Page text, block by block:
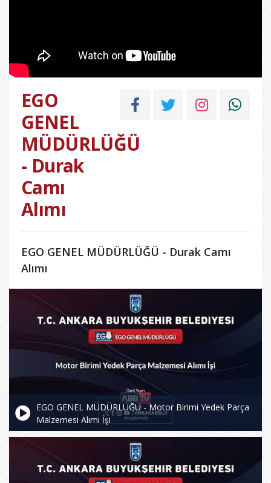
EGO
GENEL
MÜDÜRLÜĞÜ
- Durak
Camı
Alımı
EGO GENEL MÜDÜRLÜĞÜ - Durak Camı
Alımı
EGO GENEL MÜDÜRLÜĞÜ - Motor Birimi Yedek Parça
Malzemesi Alımı İşi